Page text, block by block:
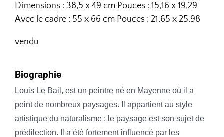
Dimensions : 38,5 x 49 cm Pouces : 15,16 x 19,29
Avec le cadre : 55 x 66 cm Pouces : 21,65 x 25,98
vendu
Biographie
Louis Le Bail, est un peintre né en Mayenne où il a
peint de nombreux paysages. Il appartient au style
artistique du naturalisme ; le paysage est son sujet de
prédilection. Il a été fortement influencé par les